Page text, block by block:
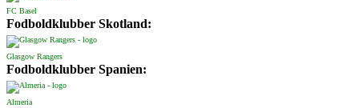
FC Basel
Fodboldklubber Skotland:
Glasgow Rangers
Fodboldklubber Spanien:
Almeria